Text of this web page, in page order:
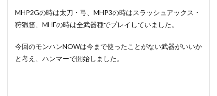
MHP2Gの時は太刀・弓、MHP3の時はスラッシュアックス・
狩猟笛、MHFの時は全武器種でプレイしていました。
今回のモンハンNOWは今まで使ったことがない武器がいいか
と考え、ハンマーで開始しました。